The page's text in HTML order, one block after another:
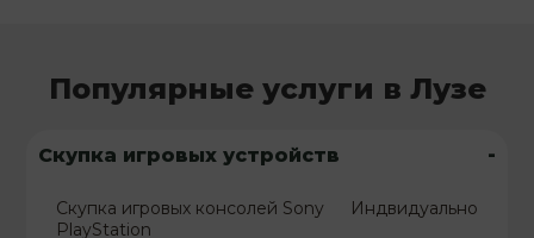
Популярные услуги в Лузе
Скупка игровых устройств -
Скупка игровых консолей Sony
PlayStation
Индвидуально